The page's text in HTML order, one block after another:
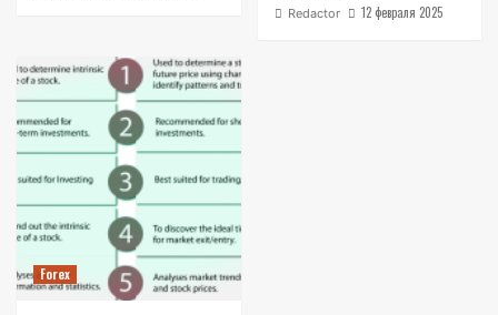
Redactor 12 февраля 2025
Forex